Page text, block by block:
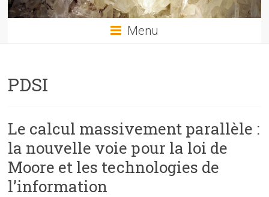
sciences
les
les
techniques
auprès
du
public
Menu
PDSI
Le calcul massivement parallèle :
la nouvelle voie pour la loi de
Moore et les technologies de
l’information